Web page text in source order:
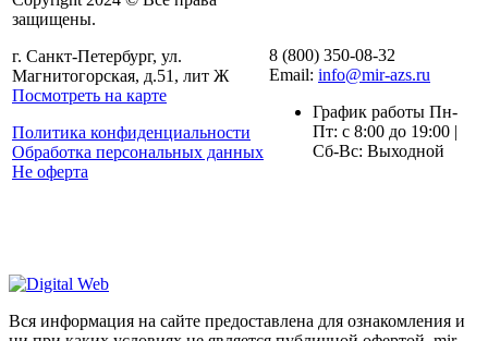
защищены.
г. Санкт-Петербург, ул.
Магнитогорская, д.51, лит Ж
Посмотреть на карте
Политика конфиденциальности
Обработка персональных данных
Не оферта
8 (800) 350-08-32
Email: info@mir-azs.ru
График работы Пн-
Пт: с 8:00 до 19:00 |
Сб-Вс: Выходной
Вся информация на сайте предоставлена для ознакомления и